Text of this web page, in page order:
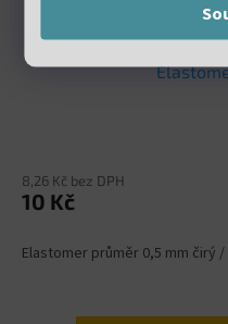
8,26 Kč bez DPH
10 Kč
Elastomer průměr 0,5 mm čirý